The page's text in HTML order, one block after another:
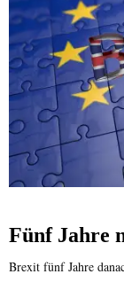
Fünf Jahre
Brexit fünf Jahre